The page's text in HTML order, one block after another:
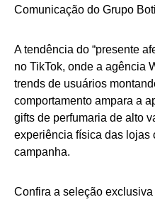
Comunicação do Grupo
A tendência do “presente
no TikTok, onde a agência
trends de usuários
comportamento ampara a
gifts de perfumaria de alto
experiência física das lojas
campanha.
Confira a seleção